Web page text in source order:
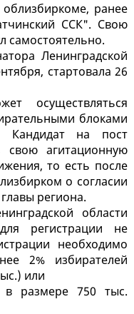
ранее
ССК". Свою
самостоятельно.
Ленинградской
стартовала 26
осуществляться
блоками
Кандидат на пост
свою агитационную
то есть после
о согласии
региона.
области
регистрации не
необходимо
2% избирателей
или
в размере 750 тыс.